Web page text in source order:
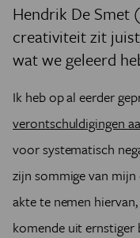
Hendrik De Smet
creativiteit zit
wat we geleerd
Ik heb op al eerder
verontschuldigingen
voor systematisch
zijn sommige van
akte te nemen
komende uit ernstiger